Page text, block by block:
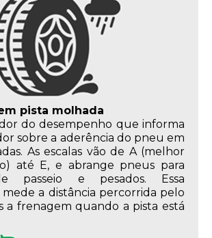
pista molhada
do desempenho que informa
sobre a aderência do pneu em
As escalas vão de A (melhor
até E, e abrange pneus para
passeio e pesados. Essa
mede a distância percorrida pelo
a frenagem quando a pista está